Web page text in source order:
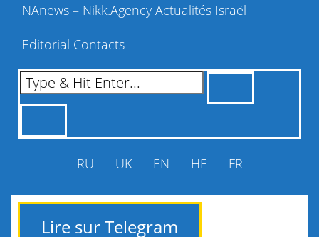
NAnews – Nikk.Agency Actualités Israël
Editorial Contacts
RU UK EN HE FR
Lire sur Telegram